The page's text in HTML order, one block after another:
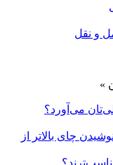
و نقل
»
می‌آورد؟
چای بالاتر از